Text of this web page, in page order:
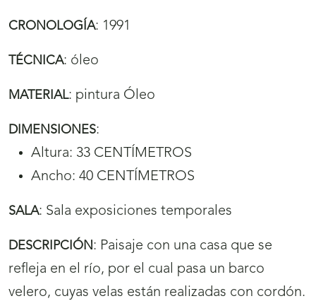
CRONOLOGÍA: 1991
TÉCNICA: óleo
MATERIAL: pintura Óleo
DIMENSIONES:
Altura: 33 CENTÍMETROS
Ancho: 40 CENTÍMETROS
SALA: Sala exposiciones temporales
DESCRIPCIÓN: Paisaje con una casa que se
refleja en el río, por el cual pasa un barco
velero, cuyas velas están realizadas con cordón.